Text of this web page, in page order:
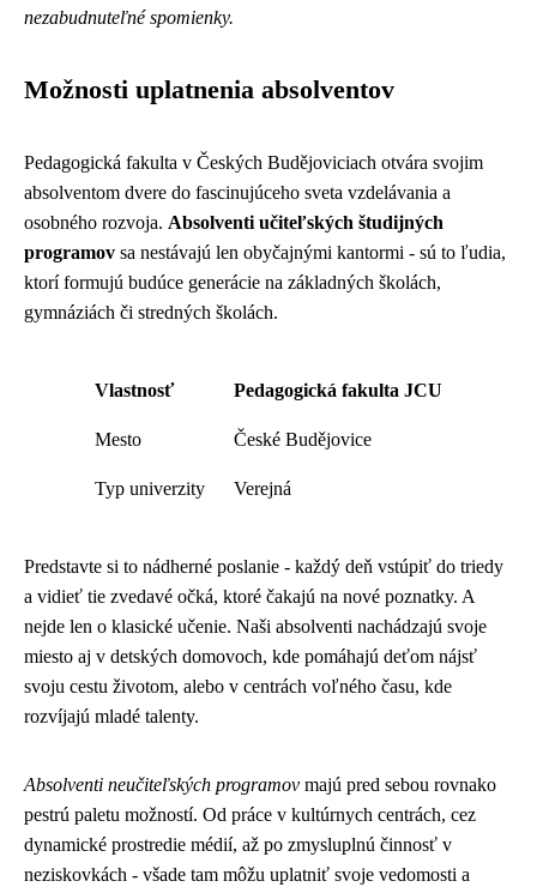
nezabudnuteľné spomienky.
Možnosti uplatnenia absolventov
Pedagogická fakulta v Českých Budějoviciach otvára svojim
absolventom dvere do fascinujúceho sveta vzdelávania a
osobného rozvoja. Absolventi učiteľských študijných
programov sa nestávajú len obyčajnými kantormi - sú to ľudia,
ktorí formujú budúce generácie na základných školách,
gymnáziách či stredných školách.
Vlastnosť Pedagogická fakulta JCU
Mesto České Budějovice
Typ univerzity Verejná
Predstavte si to nádherné poslanie - každý deň vstúpiť do triedy
a vidieť tie zvedavé očká, ktoré čakajú na nové poznatky. A
nejde len o klasické učenie. Naši absolventi nachádzajú svoje
miesto aj v detských domovoch, kde pomáhajú deťom nájsť
svoju cestu životom, alebo v centrách voľného času, kde
rozvíjajú mladé talenty.
Absolventi neučiteľských programov majú pred sebou rovnako
pestrú paletu možností. Od práce v kultúrnych centrách, cez
dynamické prostredie médií, až po zmysluplnú činnosť v
neziskovkách - všade tam môžu uplatniť svoje vedomosti a